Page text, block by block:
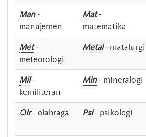
Man-
manajemen
Mat-
matematika
Met-
meteorologi
Metal- matalurgi
Mil-
kemiliteran
Min- mineralogi
Olr- olahraga Psi- psikologi